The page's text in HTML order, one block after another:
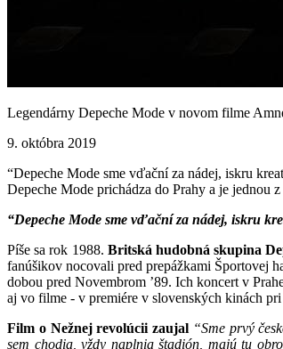
Legendárny Depeche Mode v novom filme
9. októbra 2019
“Depeche Mode sme vďační za nádej, iskru
Depeche Mode prichádza do Prahy a je jednou
“Depeche Mode sme vďační za nádej, iskru
Píše sa rok 1988. Britská hudobná skupina
fanúšikov nocovali pred prepážkami Športovej
dobou pred Novembrom ’89. Ich koncert v
aj vo filme - v premiére v slovenských kinách
Film o Nežnej revolúcii zaujal “Sme prvý
sem chodia, vždy naplnia štadión, majú tu